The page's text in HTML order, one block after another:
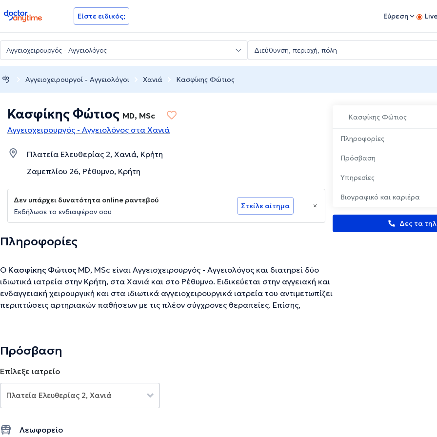
doctoranytime Είστε ειδικός; Εύρεση
Αγγειοχειρουργοί - Αγγειολόγοι Χανιά Κασφίκης Φώτιος
Κασφίκης Φώτιος
Πληροφορίες
Πρόσβαση
Υπηρεσίες
Βιογραφικό και καριέρα
Δες τα
Κασφίκης Φώτιος MD, MSc
Αγγειοχειρουργός - Αγγειολόγος στα Χανιά
Πλατεία Ελευθερίας 2, Χανιά, Κρήτη
Ζαμεπλίου 26, Ρέθυμνο, Κρήτη
Δεν υπάρχει δυνατότητα online ραντεβού
Εκδήλωσε το ενδιαφέρον σου
Στείλε αίτημα
Πληροφορίες
Ο Κασφίκης Φώτιος MD, MSc είναι Αγγειοχειρουργός - Αγγειολόγος και διατηρεί δύο
ιδιωτικά ιατρεία στην Κρήτη, στα Χανιά και στο Ρέθυμνο. Ειδικεύεται στην αγγειακή και
ενδαγγειακή χειρουργική και στα ιδιωτικά αγγειοχειρουργικά ιατρεία του αντιμετωπίζει
περιπτώσεις αρτηριακών παθήσεων με τις πλέον σύγχρονες θεραπείες. Επίσης,
Ενδαγγειακής Χειρουργικής και της Ευρωπαϊκής Εταιρείας Αγγειοχειρουργικής.
Την περιγραφή επιμελείται η ομάδα του doctoranytime βασισμένη σε επαληθευμένες πληροφορίες.
Πρόσβαση
Επίλεξε ιατρείο
Λεωφορείο